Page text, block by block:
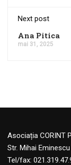
Next post
Ana Pitica
mai 31, 2025
Asociația CORINT
Str. Mihai
Tel/fax: